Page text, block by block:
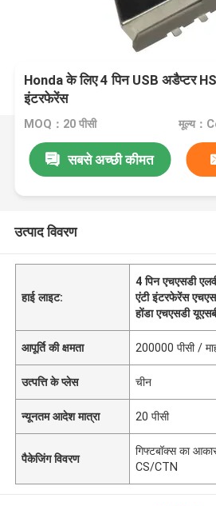
Honda के लिए 4 पिन USB अडैप्टर
इंटरफेरेंस
MOQ：20 पीसी मूल्य：
सबसे अच्छी कीमत
उत्पाद विवरण
हाई लाइट:
4 पिन एचएसडी
एंटी इंटरफेरेंस
होंडा एचएसडी
आपूर्ति की क्षमता 200000 पीसी /
उत्पत्ति के प्लेस चीन
न्यूनतम आदेश मात्रा 20 पीसी
पैकेजिंग विवरण
गिफ्टबॉक्स का
CS/CTN